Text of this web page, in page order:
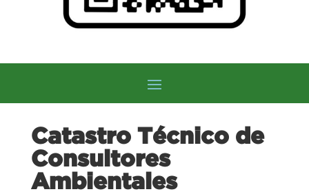
Catastro Técnico de
Consultores
Ambientales